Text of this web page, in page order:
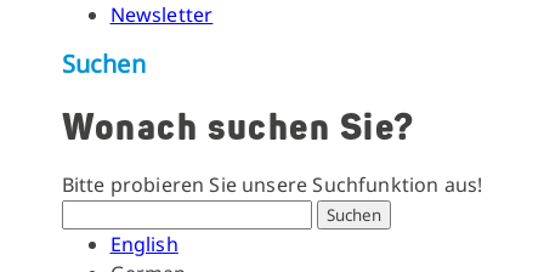
Newsletter
Suchen
Wonach suchen Sie?
Bitte probieren Sie unsere Suchfunktion aus!
Suchen
English